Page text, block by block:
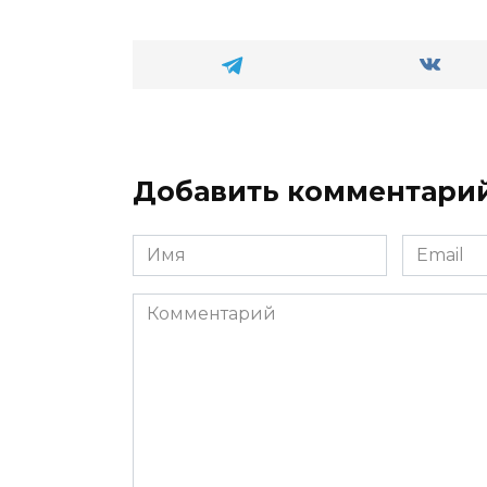
Добавить
Имя
*
Email
*
Комментарий